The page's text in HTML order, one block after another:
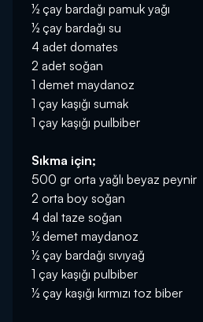
½ çay bardağı pamuk yağı
½ çay bardağı su
4 adet domates
2 adet soğan
1 demet maydanoz
1 çay kaşığı sumak
1 çay kaşığı puılbiber
Sıkma için;
500 gr orta yağlı beyaz peynir
2 orta boy soğan
4 dal taze soğan
½ demet maydanoz
½ çay bardağı sıvıyağ
1 çay kaşığı pulbiber
½ çay kaşığı kırmızı toz biber